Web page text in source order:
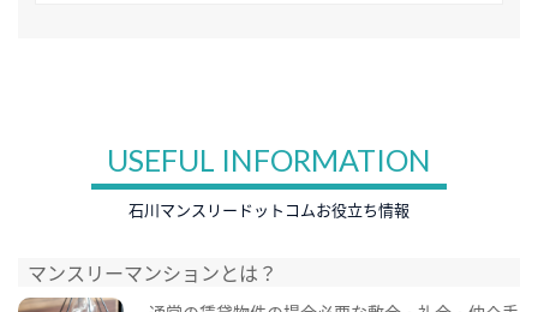
USEFUL INFORMATION
石川マンスリードットコムお役立ち情報
マンスリーマンションとは？